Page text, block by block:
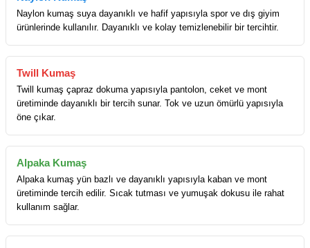
Naylon kumaş suya dayanıklı ve hafif yapısıyla spor ve dış giyim
ürünlerinde kullanılır. Dayanıklı ve kolay temizlenebilir bir tercihtir.
Twill Kumaş
Twill kumaş çapraz dokuma yapısıyla pantolon, ceket ve mont
üretiminde dayanıklı bir tercih sunar. Tok ve uzun ömürlü yapısıyla
öne çıkar.
Alpaka Kumaş
Alpaka kumaş yün bazlı ve dayanıklı yapısıyla kaban ve mont
üretiminde tercih edilir. Sıcak tutması ve yumuşak dokusu ile rahat
kullanım sağlar.